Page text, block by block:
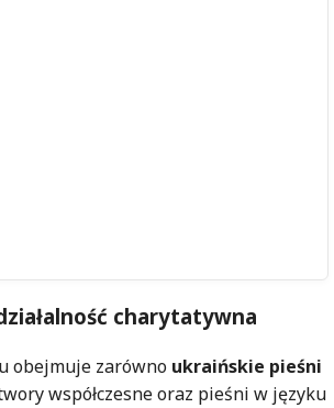
charytatywna
obejmuje zarówno ukraińskie pieśni
współczesne oraz pieśni w języku